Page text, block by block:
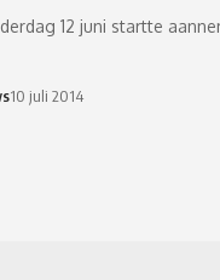
12 juni startte
10 juli 2014